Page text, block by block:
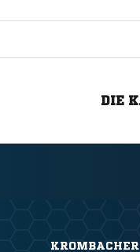
DIE